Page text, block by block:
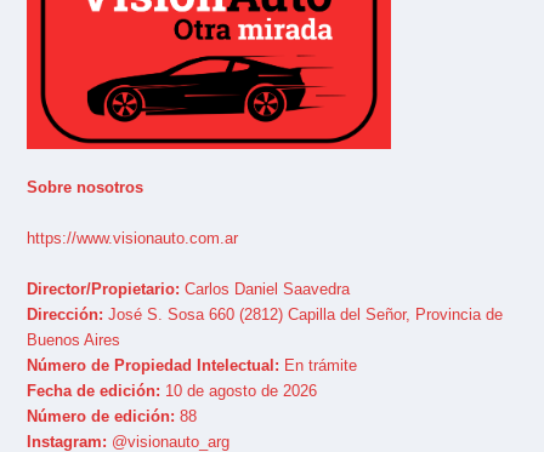
Sobre nosotros
https://www.visionauto.com.ar
Director/Propietario: Carlos Daniel Saavedra
Dirección: José S. Sosa 660 (2812) Capilla del Señor, Provincia de
Buenos Aires
Número de Propiedad Intelectual: En trámite
Fecha de edición: 10 de agosto de 2026
Número de edición: 88
Instagram: @visionauto_arg